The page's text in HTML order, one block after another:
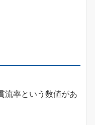
流率という数値があ